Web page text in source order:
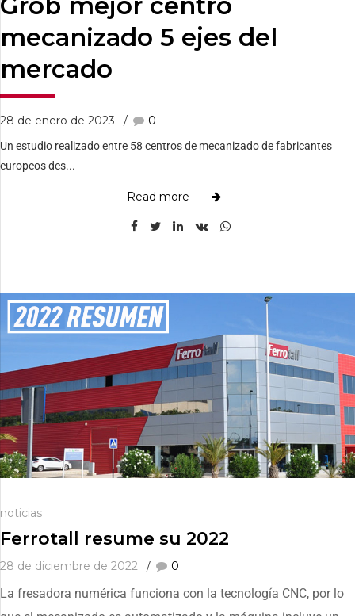
mecanizado 5 ejes del
mercado
28 de enero de 2023 0
Un estudio realizado entre 58 centros de mecanizado de fabricantes
europeos des...
Read more
noticias
Ferrotall resume su 2022
28 de diciembre de 2022 0
La fresadora numérica funciona con la tecnología CNC, por lo